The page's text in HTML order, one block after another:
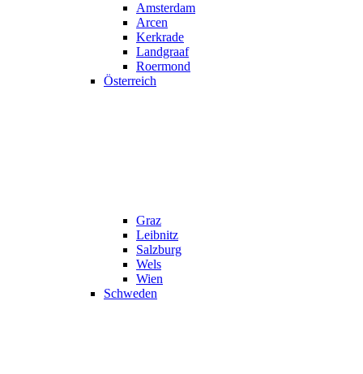
Amsterdam
Arcen
Kerkrade
Landgraaf
Roermond
Österreich
Graz
Leibnitz
Salzburg
Wels
Wien
Schweden